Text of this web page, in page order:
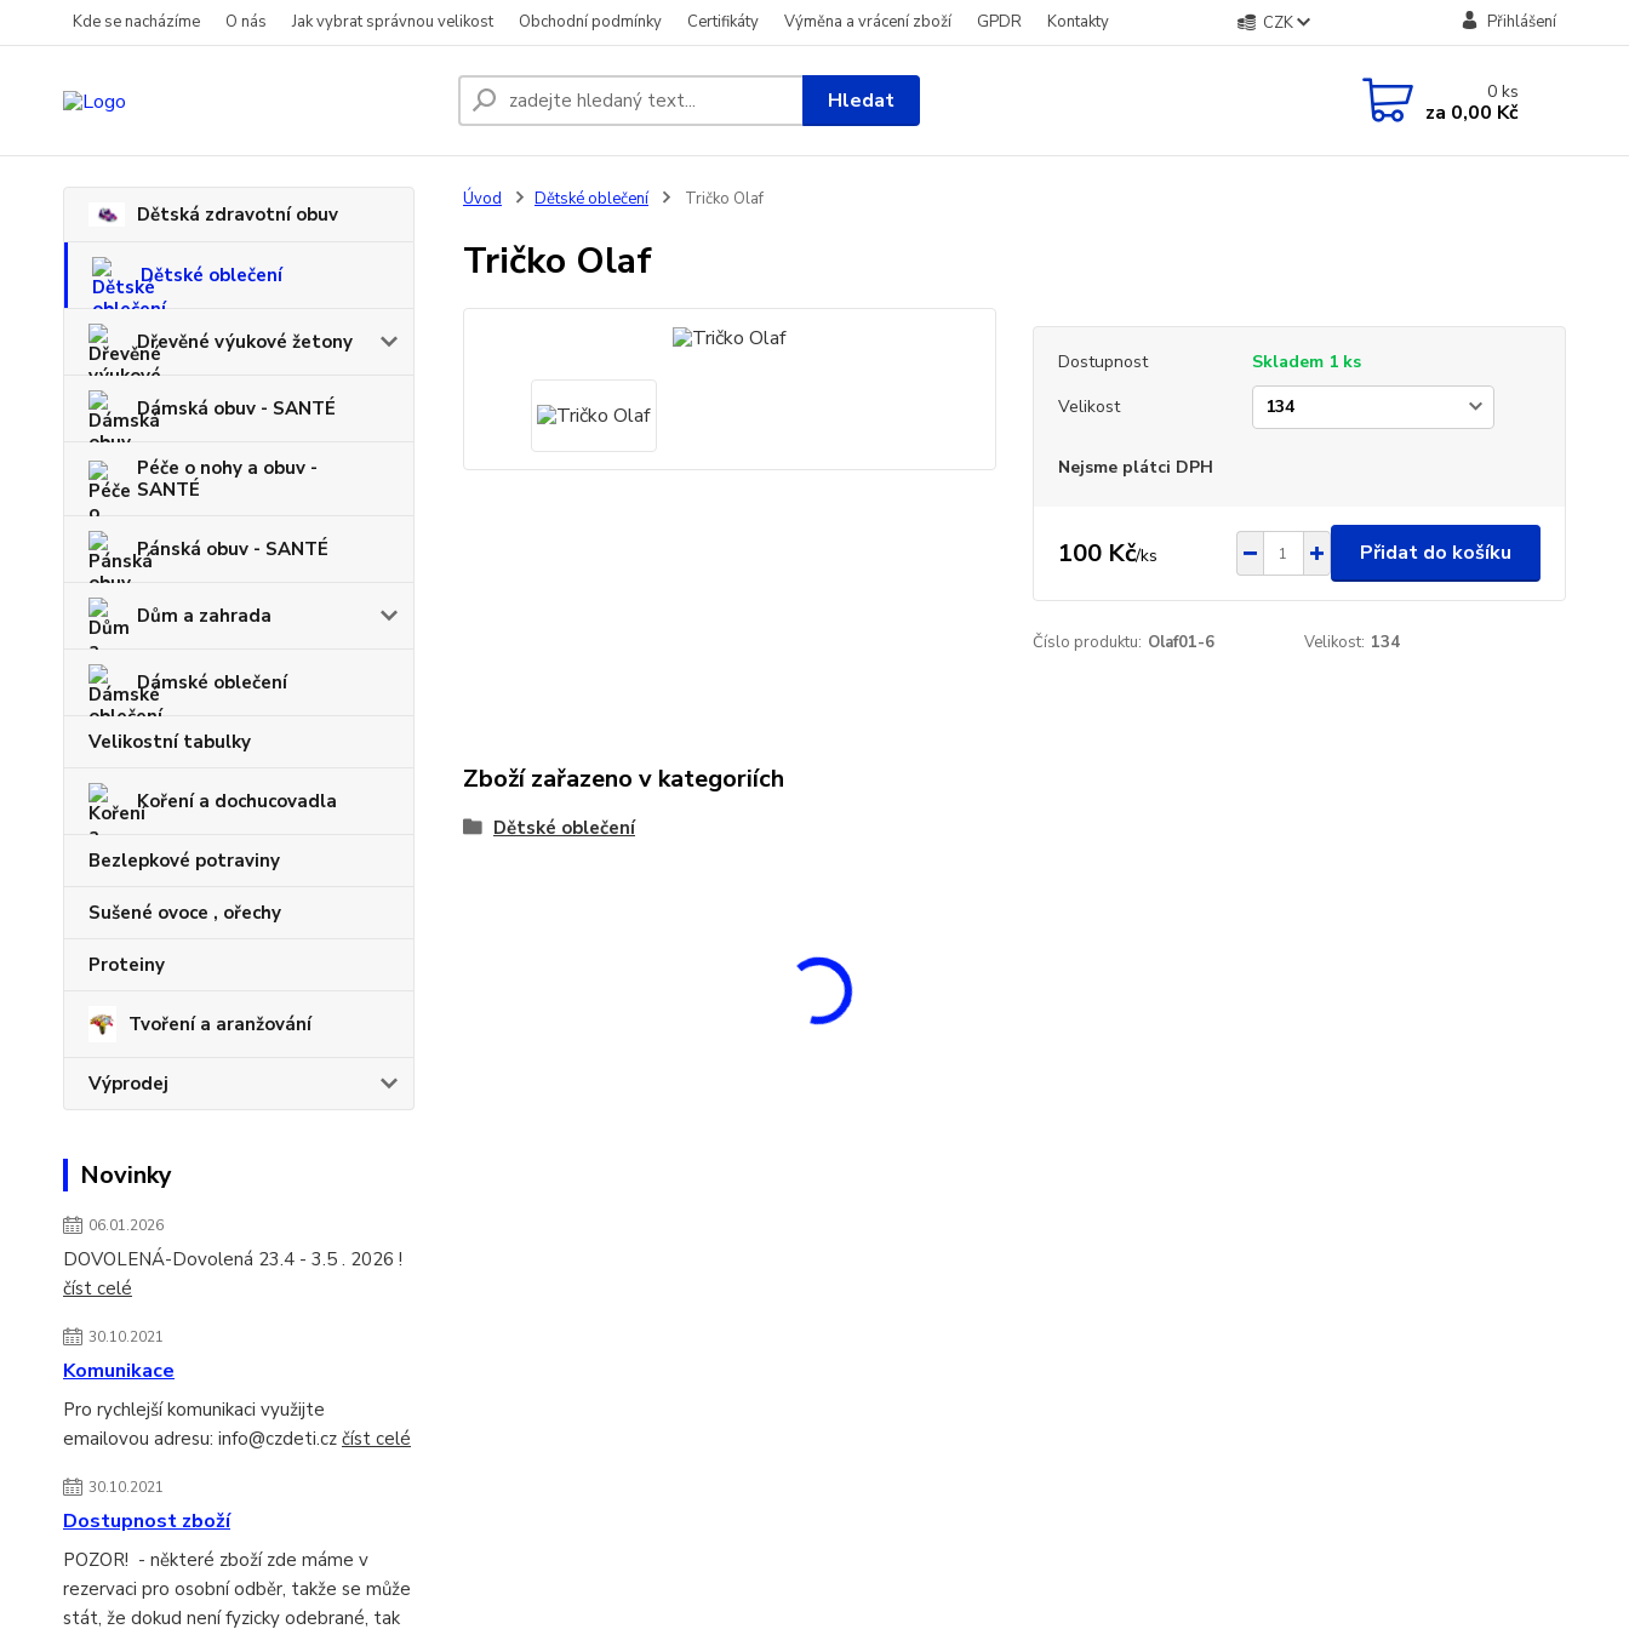
Kde se nacházíme O nás Jak vybrat správnou velikost Obchodní podmínky Certifikáty Výměna a vrácení zboží GPDR Kontakty CZK Přihlášení
Hledat 0ks
za 0,00 Kč
Dětská zdravotní obuv
Dětské oblečení
Dřevěné výukové žetony
Dámská obuv - SANTÉ
Péče o nohy a obuv -
SANTÉ
Pánská obuv - SANTÉ
Dům a zahrada
Dámské oblečení
Velikostní tabulky
Koření a dochucovadla
Bezlepkové potraviny
Sušené ovoce , ořechy
Proteiny
Tvoření a aranžování
Výprodej
Novinky
06.01.2026
DOVOLENÁ-Dovolená 23.4 - 3.5 . 2026 !
číst celé
30.10.2021
Komunikace
Pro rychlejší komunikaci využijte
emailovou adresu: info@czdeti.cz číst celé
30.10.2021
Dostupnost zboží
POZOR! - některé zboží zde máme v
rezervaci pro osobní odběr, takže se může
stát, že dokud není fyzicky odebrané, tak
Úvod Dětské oblečení Tričko Olaf
Tričko Olaf
Dostupnost
Skladem 1 ks
Velikost
Nejsme plátci DPH
100 Kč/ks Přidat do košíku
Číslo produktu: Olaf01-6 Velikost: 134
Zboží zařazeno v kategoriích
Dětské oblečení